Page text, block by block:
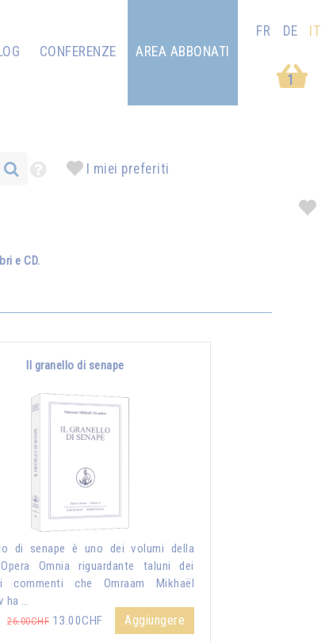
CONFERENZE
1
AREA ABBONATI
FR DE IT
I miei preferiti
e CD.
Il granello di senape
di senape è uno dei volumi della
Omnia riguardante taluni dei
commenti che Omraam Mikhaël
ha …
26.00CHF 13.00CHF Aggiungere